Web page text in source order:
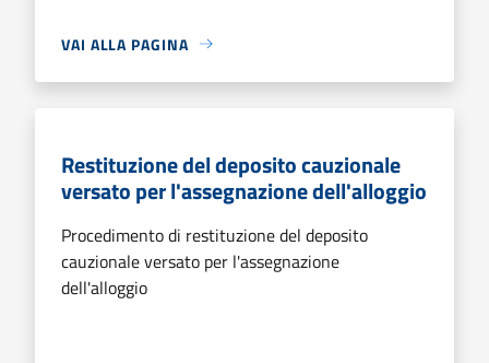
VAI ALLA PAGINA
Restituzione del deposito cauzionale
versato per l'assegnazione dell'alloggio
Procedimento di restituzione del deposito
cauzionale versato per l'assegnazione
dell'alloggio